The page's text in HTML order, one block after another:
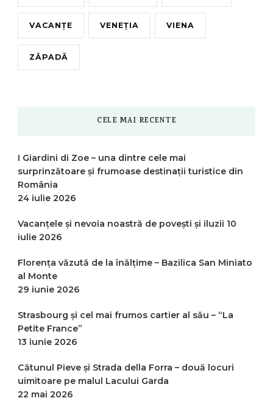
VACANȚE VENEȚIA VIENA
ZĂPADĂ
CELE MAI RECENTE
I Giardini di Zoe – una dintre cele mai
surprinzătoare și frumoase destinații turistice din
România
24 iulie 2026
Vacanțele și nevoia noastră de povești și iluzii 10
iulie 2026
Florența văzută de la înălțime – Bazilica San Miniato
al Monte
29 iunie 2026
Strasbourg și cel mai frumos cartier al său – “La
Petite France”
13 iunie 2026
Cătunul Pieve și Strada della Forra – două locuri
uimitoare pe malul Lacului Garda
22 mai 2026